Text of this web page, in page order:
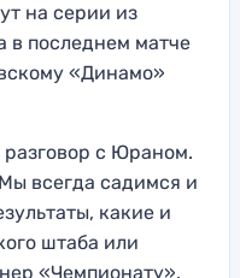
на серии из
в последнем матче
«Динамо»
с Юраном.
всегда садимся и
какие и
штаба или
«Чемпионату».